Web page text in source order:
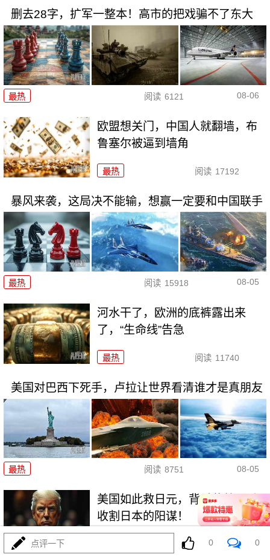
删去28字，扩军一整本！高市的把戏骗不了东大
最热 阅读 6121 08-06
欧盟想关门，中国人就翻墙，布
鲁塞尔被逼到墙角
最热 阅读 17192
暴风来袭，这局决不能输，想赢一定要和中国联手
最热 阅读 15918 08-05
河水干了，欧洲的底裤露出来
了，“生命线”告急
最热 阅读 11740
美国对巴西下死手，卢拉让世界看清谁才是真朋友
最热 阅读 8751 08-05
美国如此救日元，背后藏着三重
收割日本的阳谋！
阅读 7321
点评一下 0 0